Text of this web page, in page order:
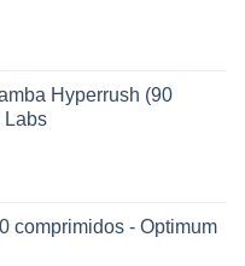
Hyperrush (90
Labs
comprimidos - Optimum